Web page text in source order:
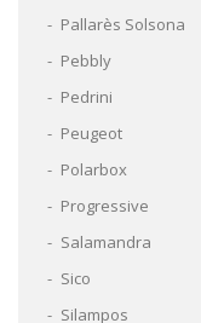
Pallarès Solsona
Pebbly
Pedrini
Peugeot
Polarbox
Progressive
Salamandra
Sico
Silampos